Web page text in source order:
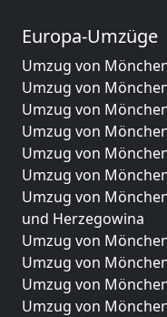
Europa-Umzüge
Umzug von
Umzug von
Umzug von
Umzug von
Umzug von
Umzug von
Umzug von
und Herzegowina
Umzug von
Umzug von
Umzug von
Umzug von